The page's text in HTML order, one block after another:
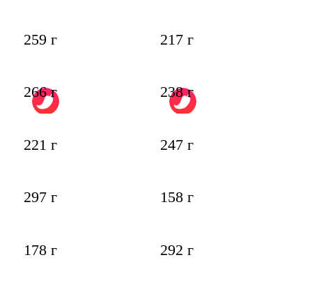
259 г 217 г
266 г 238 г
221 г 247 г
297 г 158 г
178 г 292 г